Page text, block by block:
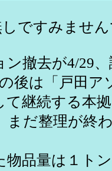
ですみませ
撤去が4/29、
後は「戸田ア
て継続する本
まだ整理が終
品量は１ト